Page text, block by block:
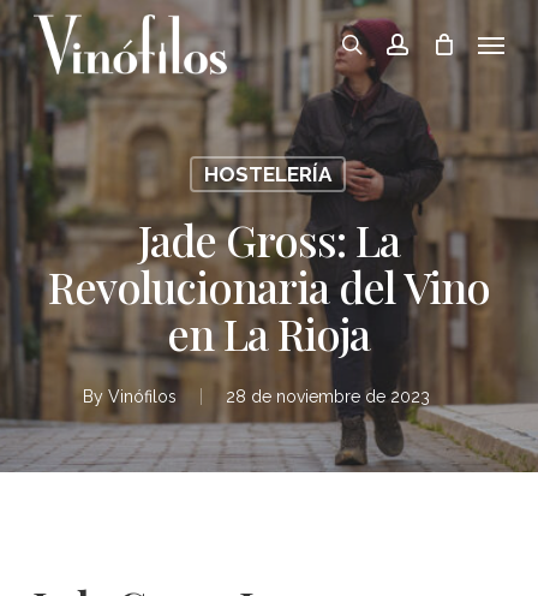
Skip
to
content
searchaccount
HOSTELERÍA
Jade Gross: La
Revolucionaria del Vino
en La Rioja
By Vinófilos 28 de noviembre de 2023